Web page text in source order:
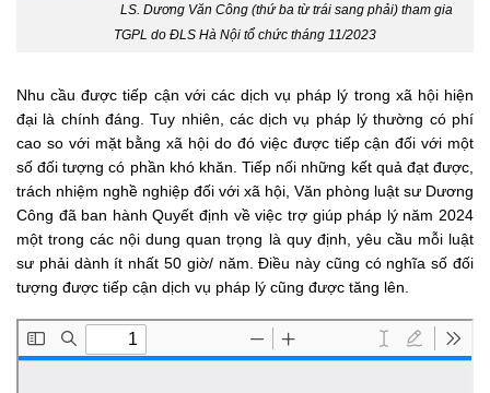
LS. Dương Văn Công (thứ ba từ trái sang phải) tham gia
TGPL do ĐLS Hà Nội tổ chức tháng 11/2023
Nhu cầu được tiếp cận với các dịch vụ pháp lý trong xã hội hiện
đại là chính đáng. Tuy nhiên, các dịch vụ pháp lý thường có phí
cao so với mặt bằng xã hội do đó việc được tiếp cận đối với một
số đối tượng có phần khó khăn. Tiếp nối những kết quả đạt được,
trách nhiệm nghề nghiệp đối với xã hội, Văn phòng luật sư Dương
Công đã ban hành Quyết định về việc trợ giúp pháp lý năm 2024
một trong các nội dung quan trọng là quy định, yêu cầu mỗi luật
sư phải dành ít nhất 50 giờ/ năm. Điều này cũng có nghĩa số đối
tượng được tiếp cận dịch vụ pháp lý cũng được tăng lên.